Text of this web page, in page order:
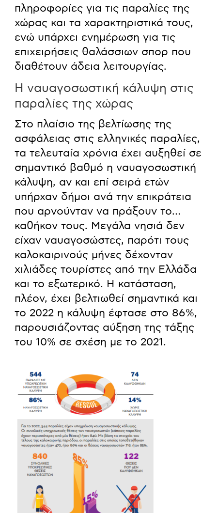
πληροφορίες για τις παραλίες της
χώρας και τα χαρακτηριστικά τους,
ενώ υπάρχει ενημέρωση για τις
επιχειρήσεις θαλάσσιων σπορ που
διαθέτουν άδεια λειτουργίας.
Η ναυαγοσωστική κάλυψη στις
παραλίες της χώρας
Στο πλαίσιο της βελτίωσης της
ασφάλειας στις ελληνικές παραλίες,
τα τελευταία χρόνια έχει αυξηθεί σε
σημαντικό βαθμό η ναυαγοσωστική
κάλυψη, αν και επί σειρά ετών
υπήρχαν δήμοι ανά την επικράτεια
που αρνούνταν να πράξουν το…
καθήκον τους. Μεγάλα νησιά δεν
είχαν ναυαγοσώστες, παρότι τους
καλοκαιρινούς μήνες δέχονταν
χιλιάδες τουρίστες από την Ελλάδα
και το εξωτερικό. Η κατάσταση,
πλέον, έχει βελτιωθεί σημαντικά και
το 2022 η κάλυψη έφτασε στο 86%,
παρουσιάζοντας αύξηση της τάξης
του 10% σε σχέση με το 2021.